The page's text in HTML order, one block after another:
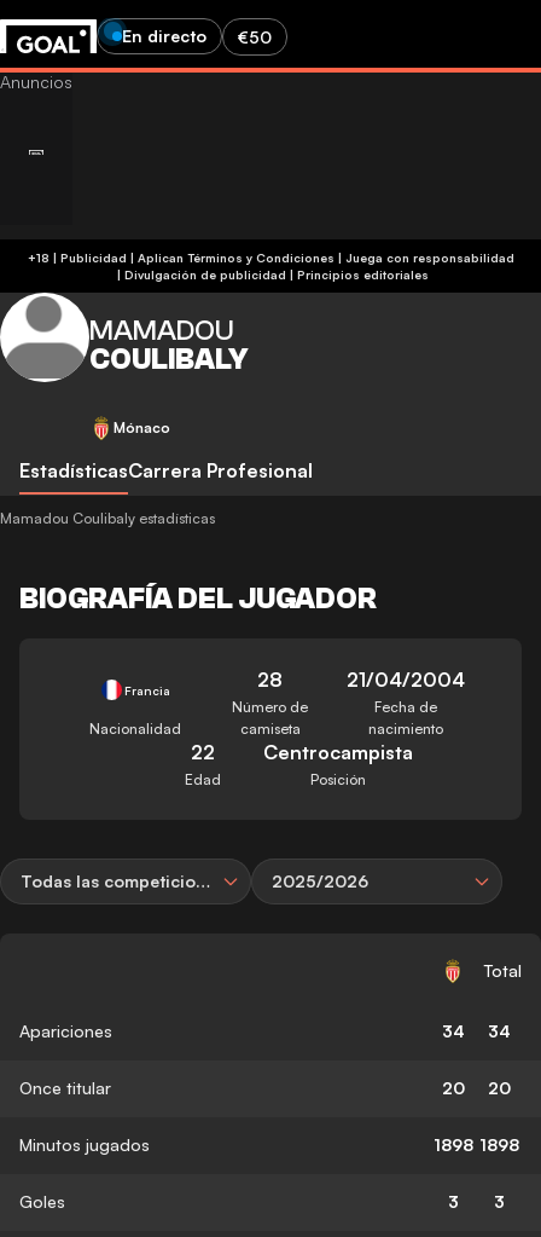
En directo €50
+18 | Publicidad | Aplican Términos y Condiciones | Juega con responsabilidad
| Divulgación de publicidad | Principios editoriales
MAMADOU
COULIBALY
Mónaco
EstadísticasCarrera Profesional
Mamadou Coulibaly estadísticas
BIOGRAFÍA DEL JUGADOR
Francia
Nacionalidad
28
Número de
camiseta
21/04/2004
Fecha de
nacimiento
22
Edad
Centrocampista
Posición
Todas las competiciones 2025/2026
Total
Apariciones 34 34
Once titular 20 20
Minutos jugados 1898 1898
Goles 3 3